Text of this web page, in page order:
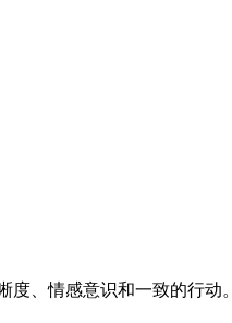
、情感意识和一致的行动。